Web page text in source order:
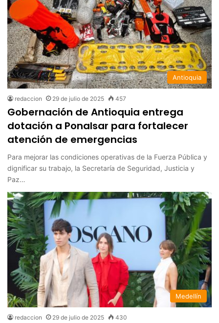
Antioquia
redaccion 29 de julio de 2025 457
Gobernación de Antioquia entrega
dotación a Ponalsar para fortalecer
atención de emergencias
Para mejorar las condiciones operativas de la Fuerza Pública y
dignificar su trabajo, la Secretaría de Seguridad, Justicia y
Paz…
Medellín
redaccion 29 de julio de 2025 430